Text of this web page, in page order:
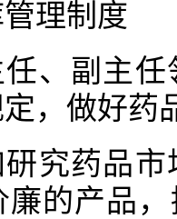
理制度
、副主
，做好药
究药品
的产品